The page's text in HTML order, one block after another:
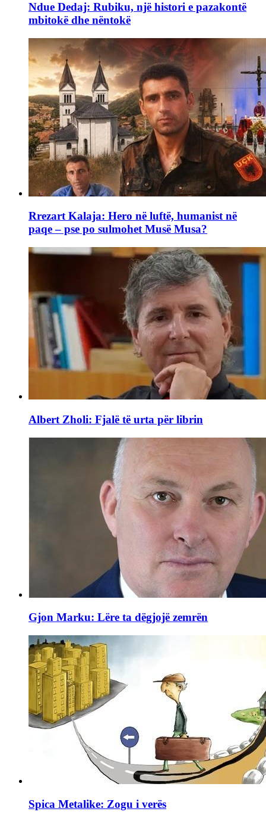
Ndue Dedaj: Rubiku, një histori e pazakontë
mbitokë dhe nëntokë
Rrezart Kalaja: Hero në luftë, humanist në
paqe – pse po sulmohet Musë Musa?
Albert Zholi: Fjalë të urta për librin
Gjon Marku: Lëre ta dëgjojë zemrën
Spica Metalike: Zogu i verës